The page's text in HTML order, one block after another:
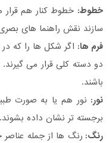
خطوط: خطوط کنار هم
سازند نقش راهنما های
فرم ها: اگر شکل ها را که
دو دسته کلی قرار می
باشند.
نور:نور هم یا به صورت
برجسته تر نشان داده بشوند.
رنگ: رنگ ها از جمله